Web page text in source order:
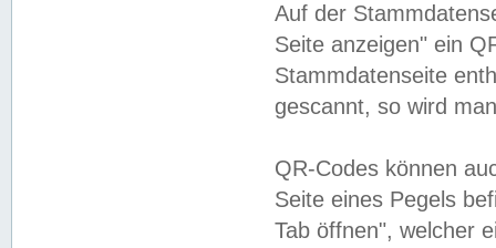
Auf der
Seite anzeigen" ein
Stammdatenseite
gescannt, so wird
QR-Codes können
Seite eines Pegels
Tab öffnen", welcher